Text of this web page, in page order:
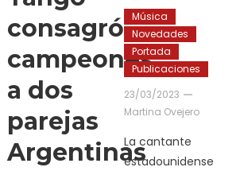
consagró
campeones
a dos
parejas
Argentinas
Música
Novedades
Portada
Publicaciones
23/03/2023
Martina Ovejero
La cantante
estadounidense